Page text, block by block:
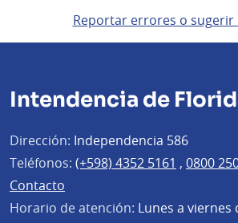
Reportar errores o sugerir
Intendencia de
Dirección: Independencia 586
Teléfonos: (+598) 4352 5161 , 0800
Contacto
Horario de atención: Lunes a viernes